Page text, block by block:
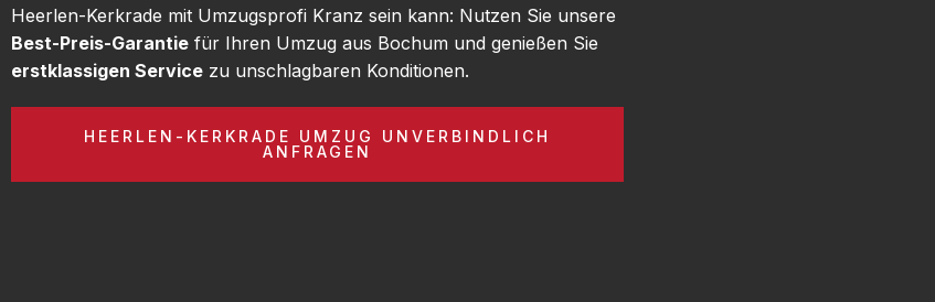
Heerlen-Kerkrade mit Umzugsprofi Kranz sein kann: Nutzen Sie unsere
Best-Preis-Garantie für Ihren Umzug aus Bochum und genießen Sie
erstklassigen Service zu unschlagbaren Konditionen.
HEERLEN-KERKRADE UMZUG UNVERBINDLICH
ANFRAGEN